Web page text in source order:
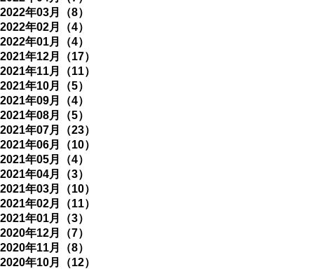
2022年03月（8）
2022年02月（4）
2022年01月（4）
2021年12月（17）
2021年11月（11）
2021年10月（5）
2021年09月（4）
2021年08月（5）
2021年07月（23）
2021年06月（10）
2021年05月（4）
2021年04月（3）
2021年03月（10）
2021年02月（11）
2021年01月（3）
2020年12月（7）
2020年11月（8）
2020年10月（12）